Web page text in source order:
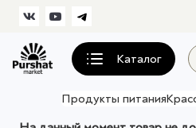
Каталог
Продукты питания